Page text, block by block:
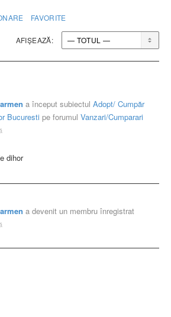
FAVORITE
AFIȘEAZĂ:
a început subiectul Adopt/ Cumpăr
Bucuresti pe ​​forumul Vanzari/Cumparari
dihor
a devenit un membru înregistrat